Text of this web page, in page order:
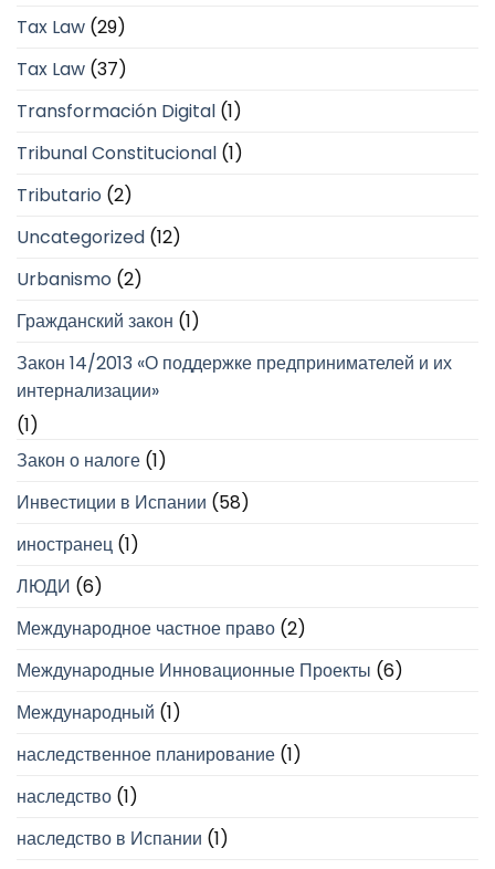
Tax Law (29)
Tax Law (37)
Transformación Digital (1)
Tribunal Constitucional (1)
Tributario (2)
Uncategorized (12)
Urbanismo (2)
Гражданский закон (1)
Закон 14/2013 «О поддержке предпринимателей и их
интернализации»
(1)
Закон о налоге (1)
Инвестиции в Испании (58)
иностранец (1)
ЛЮДИ (6)
Международное частное право (2)
Международные Инновационные Проекты (6)
Международный (1)
наследственное планирование (1)
наследство (1)
наследство в Испании (1)